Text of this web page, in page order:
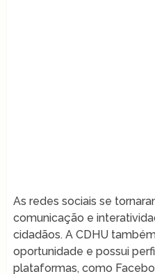
As redes sociais se
comunicação e
cidadãos. A CDHU
oportunidade e possui
plataformas, como